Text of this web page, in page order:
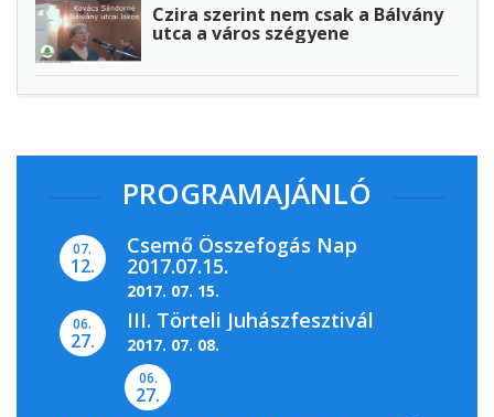
Czira szerint nem csak a Bálvány
utca a város szégyene
PROGRAMAJÁNLÓ
07.
12.
Csemő Összefogás Nap
2017.07.15.
2017. 07. 15.
06.
27.
III. Törteli Juhászfesztivál
2017. 07. 08.
06.
27.